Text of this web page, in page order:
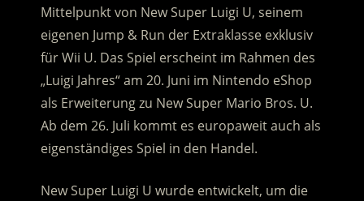
Mittelpunkt von New Super Luigi U, seinem
eigenen Jump & Run der Extraklasse exklusiv
für Wii U. Das Spiel erscheint im Rahmen des
„Luigi Jahres“ am 20. Juni im Nintendo eShop
als Erweiterung zu New Super Mario Bros. U.
Ab dem 26. Juli kommt es europaweit auch als
eigenständiges Spiel in den Handel.
New Super Luigi U wurde entwickelt, um die